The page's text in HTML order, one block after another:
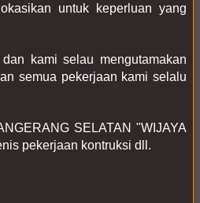
untuk keperluan yang
kami selau mengutamakan
semua pekerjaan kami selalu
SELATAN "WIJAYA
pekerjaan kontruksi dll.